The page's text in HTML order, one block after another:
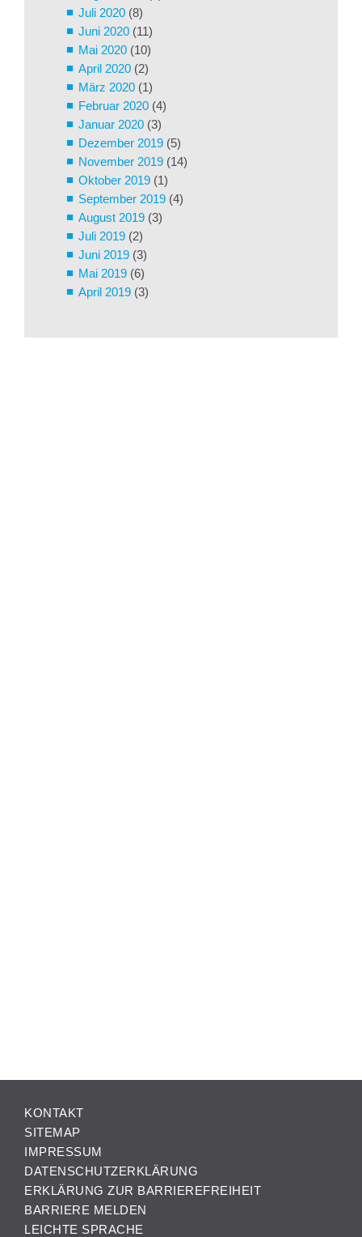
Juli 2020 (8)
Juni 2020 (11)
Mai 2020 (10)
April 2020 (2)
März 2020 (1)
Februar 2020 (4)
Januar 2020 (3)
Dezember 2019 (5)
November 2019 (14)
Oktober 2019 (1)
September 2019 (4)
August 2019 (3)
Juli 2019 (2)
Juni 2019 (3)
Mai 2019 (6)
April 2019 (3)
KONTAKT
SITEMAP
IMPRESSUM
DATENSCHUTZERKLÄRUNG
ERKLÄRUNG ZUR BARRIEREFREIHEIT
BARRIERE MELDEN
LEICHTE SPRACHE